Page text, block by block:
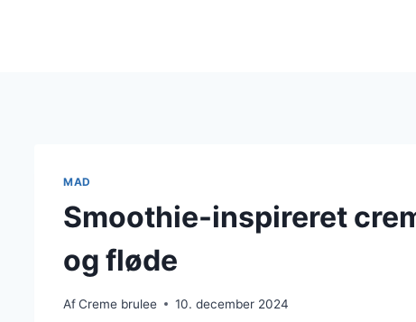
MAD
Smoothie-inspireret
og fløde
AfCreme brulee 10. december 2024